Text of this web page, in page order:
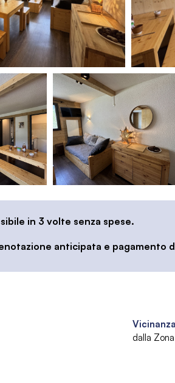
in 3 volte senza spese.
anticipata e pagamento
dalla